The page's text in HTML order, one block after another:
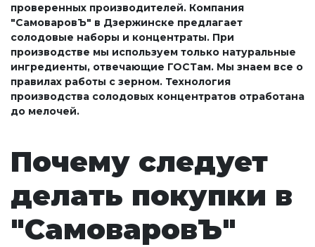
проверенных производителей. Компания
"СамоваровЪ" в Дзержинске предлагает
солодовые наборы и концентраты. При
производстве мы используем только натуральные
ингредиенты, отвечающие ГОСТам. Мы знаем все о
правилах работы с зерном. Технология
производства солодовых концентратов отработана
до мелочей.
Почему следует
делать покупки в
"СамоваровЪ"